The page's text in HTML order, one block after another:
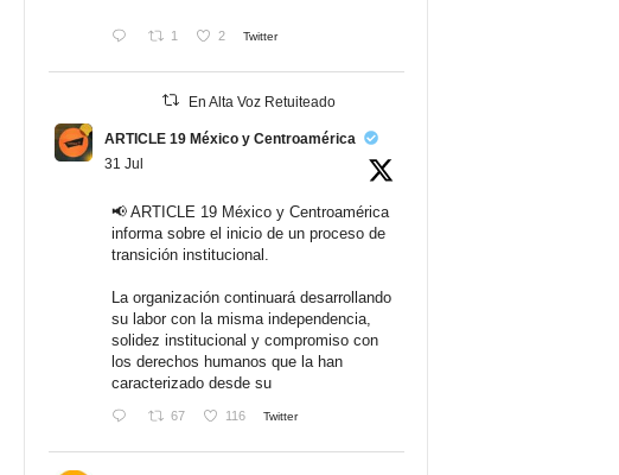
1 2 Twitter
En Alta Voz Retuiteado
ARTICLE 19 México y Centroamérica
31 Jul
📢 ARTICLE 19 México y Centroamérica
informa sobre el inicio de un proceso de
transición institucional.
La organización continuará desarrollando
su labor con la misma independencia,
solidez institucional y compromiso con
los derechos humanos que la han
caracterizado desde su
67 116 Twitter